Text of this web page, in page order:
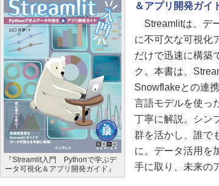
『Streamlit入門 Pythonで学ぶデ
ータ可視化＆アプリ開発ガイド』
＆アプリ開発ガイ
Streamlitは、デ
に不可欠な可視化
だけで迅速に構築
ク。本書は、
Snowflakeとの連
言語モデルを使っ
丁寧に解説。シン
群を活かし、誰で
に。データ活用を
手に取り、未来の